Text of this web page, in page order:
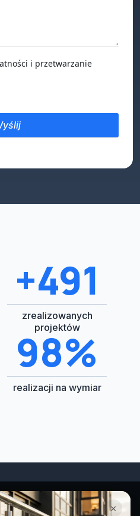
i przetwarzanie
+500
zrealizowanych
projektów
100%
realizacji na wymiar
×